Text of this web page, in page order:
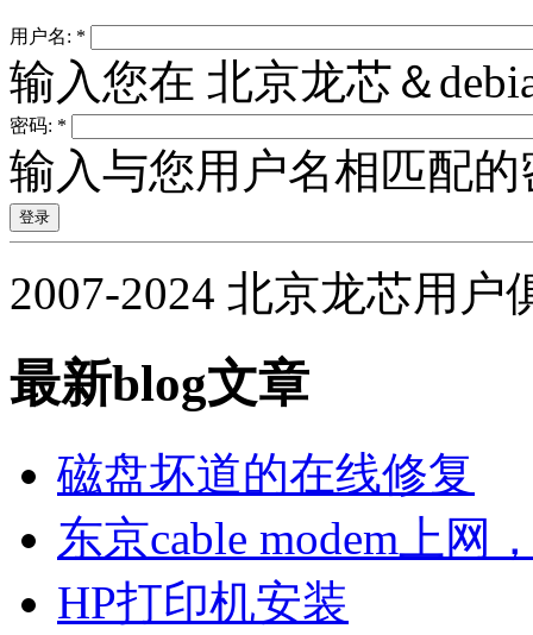
用户名: *
输入您在 北京龙芯＆
密码: *
输入与您用户名相匹配的
2007-2024 北京龙芯用户
最新blog文章
磁盘坏道的在线修复
东京cable modem上网
HP打印机安装